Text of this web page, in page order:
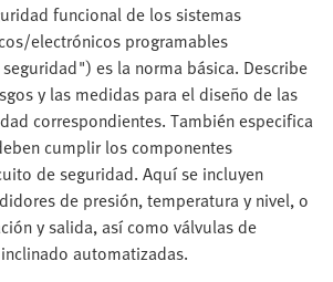
funcional de los sistemas
electrónicos programables
es la norma básica. Describe
y las medidas para el diseño de las
correspondientes. También especifica
cumplir los componentes
de seguridad. Aquí se incluyen
de presión, temperatura y nivel, o
y salida, así como válvulas de
automatizadas.